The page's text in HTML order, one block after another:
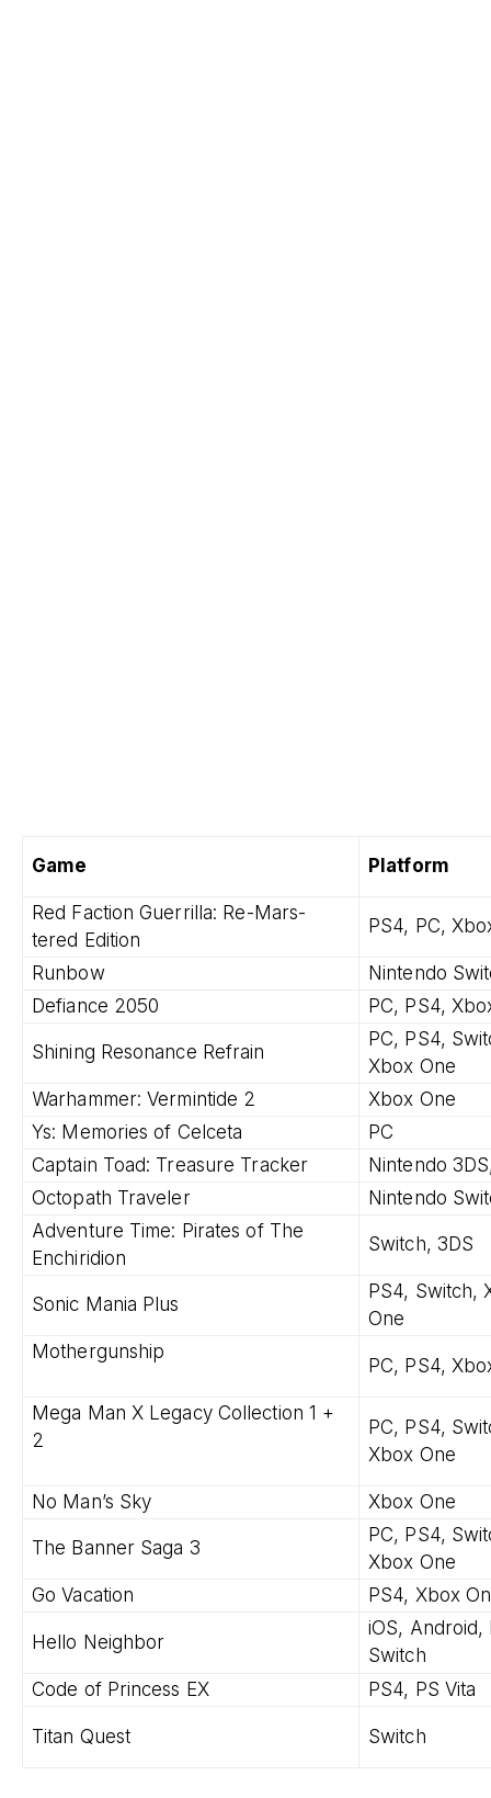
Game Platform
Red Faction Guerrilla: Re-Mars-
tered Edition
PS4, PC,
Runbow
Nintendo
Defiance 2050
PC, PS4,
Shining Resonance Refrain
PC, PS4,
Xbox One
Warhammer: Vermintide 2
Xbox One
Ys: Memories of Celceta
PC
Captain Toad: Treasure Tracker
Nintendo
Octopath Traveler
Nintendo
Adventure Time: Pirates of The
Enchiridion
Switch, 3DS
Sonic Mania Plus
PS4, Switch,
One
Mothergunship
PC, PS4,
Mega Man X Legacy Collection 1 +
2
PC, PS4,
Xbox One
No Man’s Sky Xbox One
The Banner Saga 3
PC, PS4,
Xbox One
Go Vacation
PS4, Xbox
Hello Neighbor
iOS, Android,
Switch
Code of Princess EX
PS4, PS Vita
Titan Quest Switch